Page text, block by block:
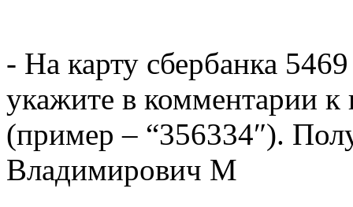
- На карту сбербанка
укажите в комментарии к
(пример – “356334″).
Владимирович М